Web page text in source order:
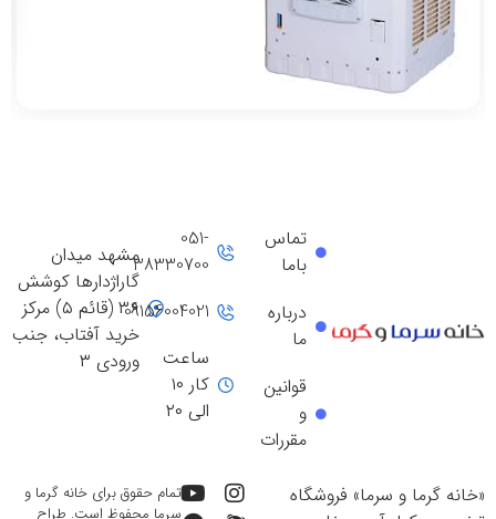
مشهد میدان
گاراژدارها کوشش
۳۶ (قائم ۵) مرکز
خرید آفتاب، جنب
ورودی ۳
051-
38330700
09156004021
ساعت
کار ۱۰
الی ۲۰
تماس
باما
درباره
ما
قوانین
و
مقررات
«خانه گرما و سرما» فروشگاه
تمام حقوق برای خانه گرما و